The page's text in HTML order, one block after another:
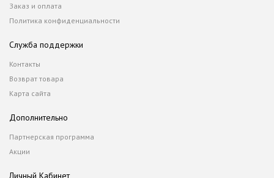
Заказ и оплата
Политика конфиденциальности
Служба поддержки
Контакты
Возврат товара
Карта сайта
Дополнительно
Партнерская программа
Акции
Личный Кабинет